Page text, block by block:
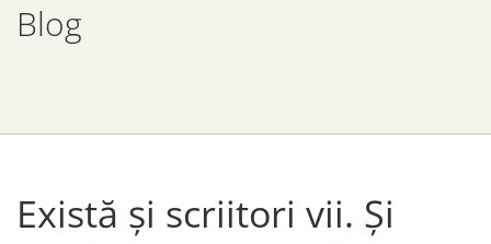
Blog
Există și scriitori vii. Și